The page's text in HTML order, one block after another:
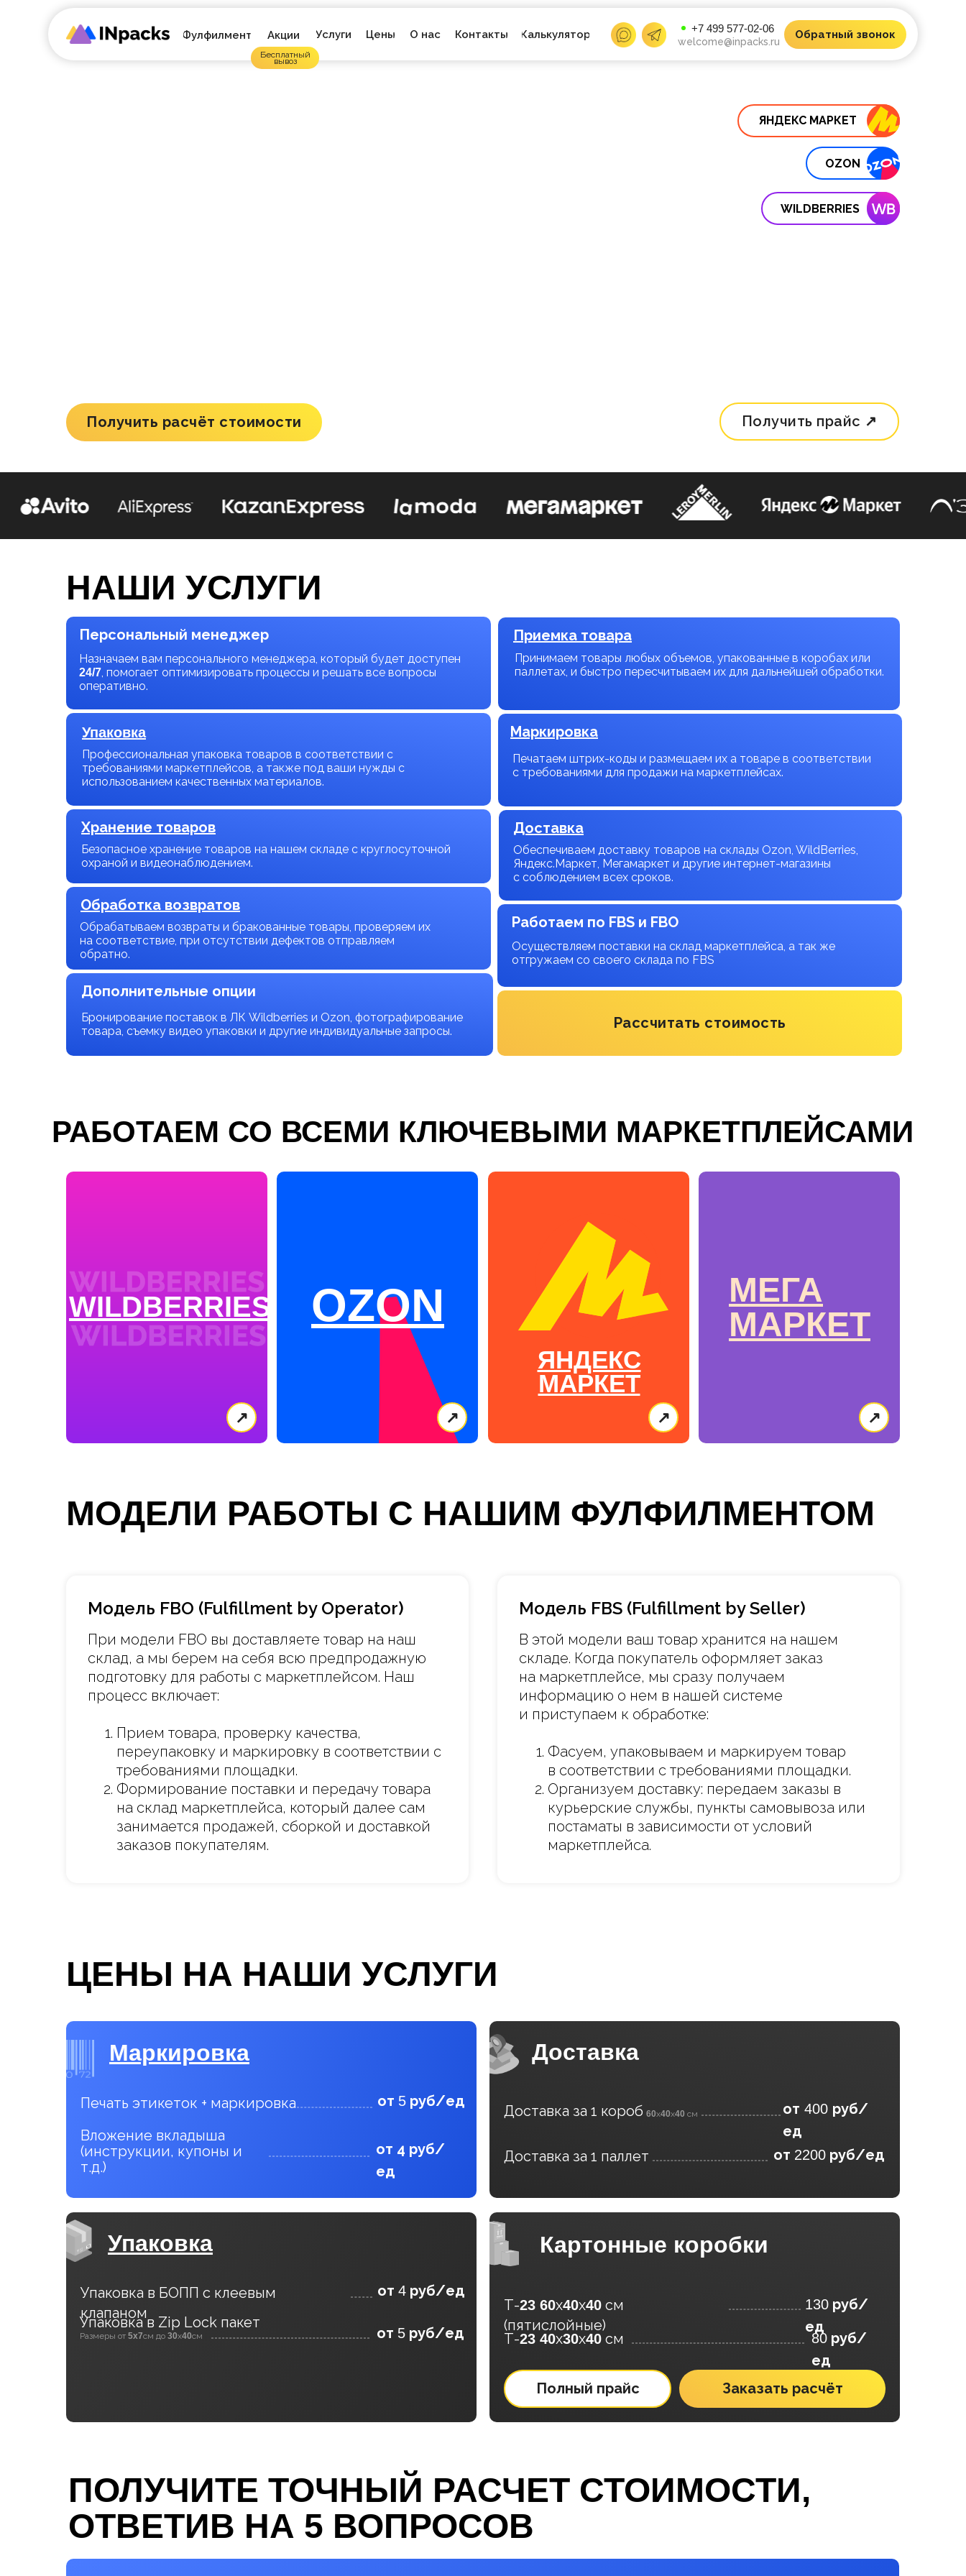
+7 499 577-02-06 Обратный звонок
Фулфилмент Услуги О нас
Цены Контакты
Акции Калькулятор
welcome@inpacks.ru
Бесплатный
вывоз
Получить расчёт стоимости Получить прайс ↗
WILDBERRIES
ЯНДЕКС МАРКЕТ
OZON
Персональный менеджер
Назначаем вам персонального менеджера, который будет доступен
24/7, помогает оптимизировать процессы и решать все вопросы
оперативно.
Приемка товара
Принимаем товары любых объемов, упакованные в коробах или
паллетах, и быстро пересчитываем их для дальнейшей обработки.
Упаковка
Профессиональная упаковка товаров в соответствии с
требованиями маркетплейсов, а также под ваши нужды с
использованием качественных материалов.
Маркировка
Печатаем штрих-коды и размещаем их а товаре в соответствии
с требованиями для продажи на маркетплейсах.
Хранение товаров
Безопасное хранение товаров на нашем складе с круглосуточной
охраной и видеонаблюдением.
Доставка
Обеспечиваем доставку товаров на склады Ozon, WildBerries,
Яндекс.Маркет, Мегамаркет и другие интернет-магазины
с соблюдением всех сроков.
Обработка возвратов
Обрабатываем возвраты и бракованные товары, проверяем их
на соответствие, при отсутствии дефектов отправляем
обратно.
Работаем по FBS и FBO
Осуществляем поставки на склад маркетплейса, а так же
отгружаем со своего склада по FBS
Дополнительные опции
Бронирование поставок в ЛК Wildberries и Ozon, фотографирование
товара, съемку видео упаковки и другие индивидуальные запросы.
Рассчитать стоимость
НАШИ УСЛУГИ
ЯНДЕКС
МАРКЕТ
↗
РАБОТАЕМ СО ВСЕМИ КЛЮЧЕВЫМИ МАРКЕТПЛЕЙСАМИ
МЕГА
МАРКЕТ
↗
OZON
↗
WILDBERRIES
↗
МОДЕЛИ РАБОТЫ С НАШИМ ФУЛФИЛМЕНТОМ
Модель FBO (Fulfillment by Operator)
При модели FBO вы доставляете товар на наш
склад, а мы берем на себя всю предпродажную
подготовку для работы с маркетплейсом. Наш
процесс включает:
Прием товара, проверку качества,
переупаковку и маркировку в соответствии с
требованиями площадки.
Формирование поставки и передачу товара
на склад маркетплейса, который далее сам
занимается продажей, сборкой и доставкой
заказов покупателям.
Модель FBS (Fulfillment by Seller)
В этой модели ваш товар хранится на нашем
складе. Когда покупатель оформляет заказ
на маркетплейсе, мы сразу получаем
информацию о нем в нашей системе
и приступаем к обработке:
Фасуем, упаковываем и маркируем товар
в соответствии с требованиями площадки.
Организуем доставку: передаем заказы в
курьерские службы, пункты самовывоза или
постаматы в зависимости от условий
маркетплейса.
ЦЕНЫ НА НАШИ УСЛУГИ
80 руб/
ед
130 руб/
ед
Картонные коробки
Т-23 60х40х40 см
(пятислойные)
Т-23 40х30х40 см
Полный прайс Заказать расчёт
Упаковка в БОПП с клеевым
клапаном
Упаковка в Zip Lock пакет
Упаковка
от 4 руб/ед
от 5 руб/ед
Размеры от 5х7см до 30х40см
от 400 руб/
ед
от 2200 руб/ед
60х40х40 см
Доставка
Доставка за 1 паллет
Доставка за 1 короб
от 5 руб/ед
от 4 руб/
ед
Печать этикеток + маркировка
Вложение вкладыша
(инструкции, купоны и
т.д.)
Маркировка
ПОЛУЧИТЕ ТОЧНЫЙ РАСЧЕТ СТОИМОСТИ,
ОТВЕТИВ НА 5 ВОПРОСОВ